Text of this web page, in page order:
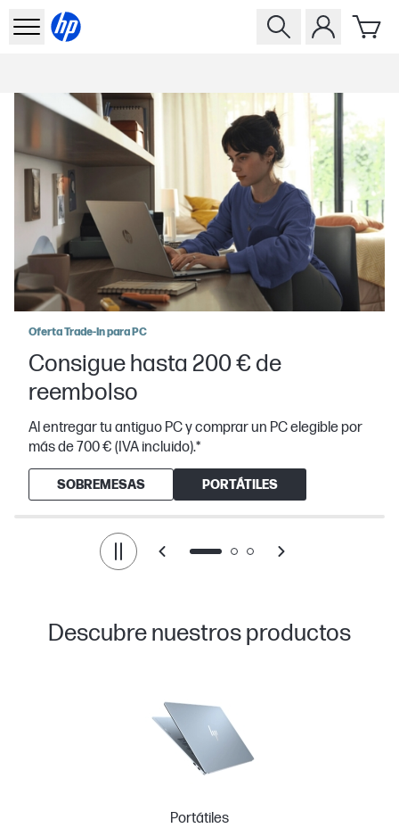
Consigue hasta 200 € de
reembolso
Oferta Trade-In para PC
Al entregar tu antiguo PC y comprar un PC elegible por
más de 700 € (IVA incluido).*
SOBREMESAS PORTÁTILES
Descubre nuestros productos
Portátiles